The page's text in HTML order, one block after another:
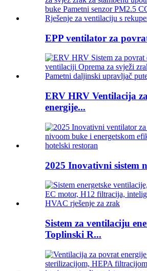
EPP ventilator za
ERV HRV Ventilacija
energije...
2025 Inovativni sistem
Sistem za ventilaciju
Toplinski R...